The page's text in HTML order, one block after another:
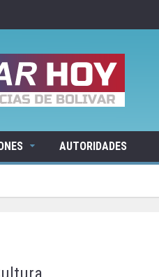
AUTORIDADES